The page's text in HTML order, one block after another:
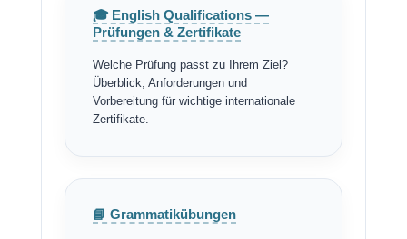
🎓 English Qualifications —
Prüfungen & Zertifikate
Welche Prüfung passt zu Ihrem Ziel?
Überblick, Anforderungen und
Vorbereitung für wichtige internationale
Zertifikate.
📘 Grammatikübungen